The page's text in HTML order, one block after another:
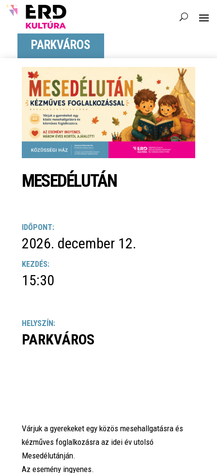
PARKVÁROS
MESEDÉLUTÁN
IDŐPONT:
2026. december 12.
KEZDÉS:
15:30
HELYSZÍN:
PARKVÁROS
Várjuk a gyerekeket egy közös mesehallgatásra és
kézműves foglalkozásra az idei év utolsó
Mesedélutánján.
Az esemény ingyenes.